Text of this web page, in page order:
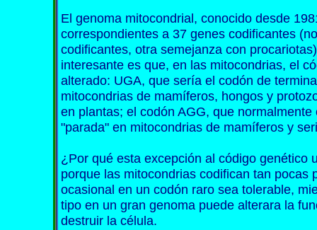
El genoma mitocondrial, conocido desde
correspondientes a 37 genes codificantes
codificantes, otra semejanza con
interesante es que, en las mitocondrias, el
alterado: UGA, que sería el codón de
mitocondrias de mamíferos, hongos y
en plantas; el codón AGG, que
"parada" en mitocondrias de mamíferos y
¿Por qué esta excepción al código genético
porque las mitocondrias codifican tan pocas
ocasional en un codón raro sea tolerable,
tipo en un gran genoma puede alterara la
destruir la célula.